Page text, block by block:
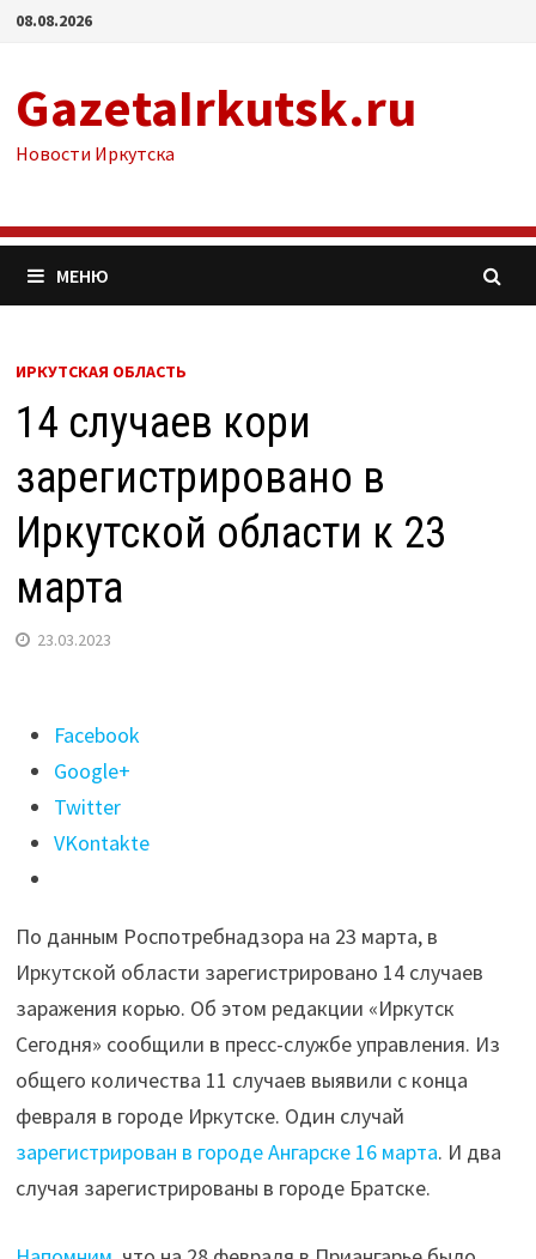
Перейти
08.08.2026
GazetaIrkutsk.ru
Новости Иркутска
МЕНЮ
ИРКУТСКАЯ ОБЛАСТЬ
14 случаев кори
зарегистрировано в
Иркутской области к 23
марта
23.03.2023
Поделиться
"14
случаев
кори
зарегистрировано
Иркутской
области
к
23
марта"
Facebook
Google+
Twitter
VKontakte
По данным Роспотребнадзора на 23 марта, в
Иркутской области зарегистрировано 14 случаев
заражения корью. Об этом редакции «Иркутск
Сегодня» сообщили в пресс-службе управления. Из
общего количества 11 случаев выявили с конца
февраля в городе Иркутске. Один случай
зарегистрирован в городе Ангарске 16 марта. И два
случая зарегистрированы в городе Братске.